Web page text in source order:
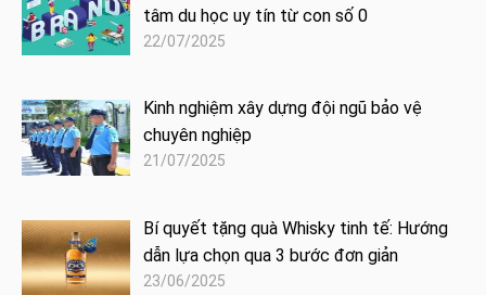
tâm du học uy tín từ con số 0
22/07/2025
Kinh nghiệm xây dựng đội ngũ bảo vệ
chuyên nghiệp
21/07/2025
Bí quyết tặng quà Whisky tinh tế: Hướng
dẫn lựa chọn qua 3 bước đơn giản
23/06/2025